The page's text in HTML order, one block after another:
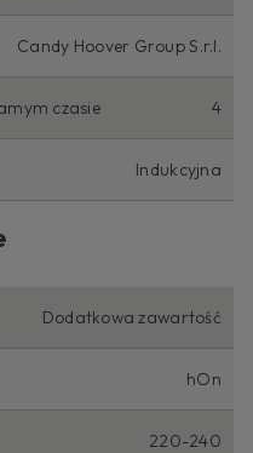
Candy Hoover Group S.r.l.
czasie 4
Indukcyjna
Dodatkowa zawartość
hOn
220-240